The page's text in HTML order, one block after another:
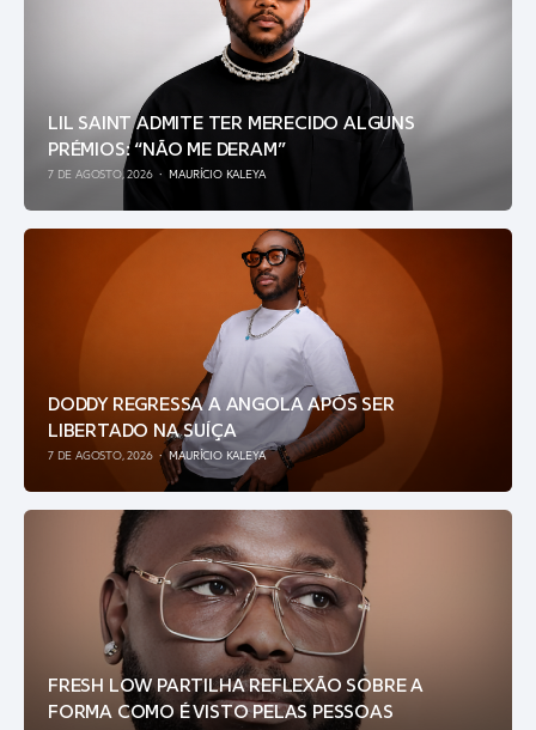
LIL SAINT ADMITE TER MERECIDO ALGUNS
PRÉMIOS: “NÃO ME DERAM”
7 DE AGOSTO, 2026 MAURÍCIO KALEYA
DODDY REGRESSA A ANGOLA APÓS SER
LIBERTADO NA SUÍÇA
7 DE AGOSTO, 2026 MAURÍCIO KALEYA
FRESH LOW PARTILHA REFLEXÃO SOBRE A
FORMA COMO É VISTO PELAS PESSOAS